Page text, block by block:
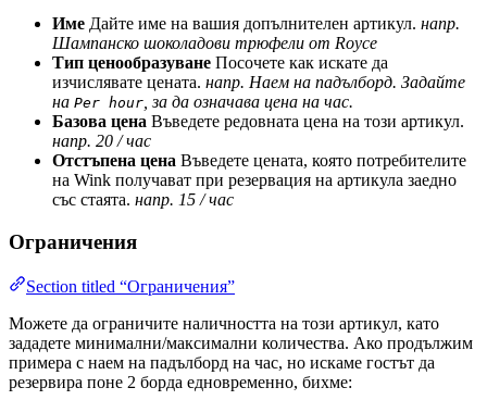
Име Дайте име на вашия допълнителен артикул. напр.
Шампанско шоколадови трюфели от Royce
Тип ценообразуване Посочете как искате да
изчислявате цената. напр. Наем на падълборд. Задайте
на Per hour , за да означава цена на час.
Базова цена Въведете редовната цена на този артикул.
напр. 20 / час
Отстъпена цена Въведете цената, която потребителите
на Wink получават при резервация на артикула заедно
със стаята. напр. 15 / час
Ограничения
Section titled “Ограничения”
Можете да ограничите наличността на този артикул, като
зададете минимални/максимални количества. Ако продължим
примера с наем на падълборд на час, но искаме гостът да
резервира поне 2 борда едновременно, бихме: